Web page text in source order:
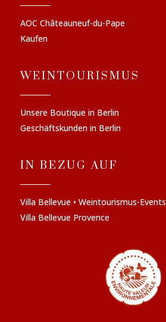
AOC Châteauneuf-du-Pape
Kaufen
WEINTOURISMUS
Unsere Boutique in Berlin
Geschäftskunden in Berlin
IN BEZUG AUF
Villa Bellevue • Weintourismus-Events
Villa Bellevue Provence